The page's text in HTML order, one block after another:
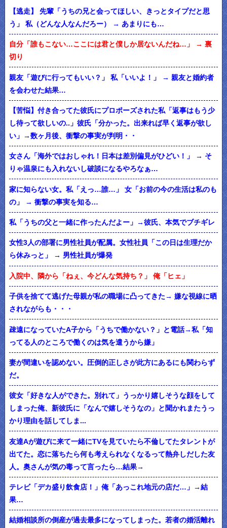
【逃走】 先輩「うちの兄と会ってほしい、きっとタイプだと思
う」 私（どんな人なんだろー） → あまりにも…
自分「誰もこない…ここには君と僕しか居ないんだね…」 → 裏
切り
親友「遊びに行ってもいい？」 私「いいよ！」 → 親友と婚約者
を会わせた結果…
【苦悩】付き合ってた彼氏にプロポーズされた私「返事はもう少
し待って欲しいの..」彼氏「分かった。出来れば早く返事が欲し
い」→数ヶ月後、衝撃の事実が判明・・
女さん「海外ではおしゃれ！日本は差別偏見がひどい！」 → そ
りゃ温泉にも入れないし破談になるやろなぁ…
家に知らない女。私「えっ…誰…」 女「お前の今の生活は私のも
の」 → 衝撃の事実を知る…
私「うちの父と一緒に作ったんだよー」→彼氏、本気でブチギレ
女性3人の部署に男性社員が配属。女性社員「この日は生理だか
ら休みっと」 → 男性社員が爆発
入院中、隣から「ねぇ、今どんな気持ち？」 俺「ヒェ」
子供を捨てて逃げた母親が私の職場に凸ってきた→ 嫌な視線に晒
されながらも・・・
疎遠になっていたA子から「うちで働かない？」と電話→私「知
ってる人のところで働くのは気を遣うから嫌」
妻が間違いを認めない。圧倒的正しさが此方にあるにも関わらず
だ。
彼女「好きな人ができた。別れて」うっかり嬉しそうな顔をして
しまった俺、新彼氏に「なんで嬉しそうなの」と聞かれまたうっ
かり理由を話してしま...
友達Aが遊びに来て一緒にTVを見ていたら不倫してたタレントが
出てた。恋に落ちたら何も考えられなくなるって熱弁しだした友
人。奥さんが気の毒って言ったら…結果→
テレビ「デカ盛り飲食店！」俺「あっこれ地元の店だ…」→結
果…
結婚相談所の倒産が過去最多になってしまった。若者の婚活離れ